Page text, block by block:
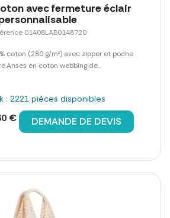
avec fermeture éclair
01408LAB0148720
coton (280 g/m²) avec zipper et poche
en coton webbing de...
: 2221 pièces disponibles
€ DEMANDE DE DEVIS